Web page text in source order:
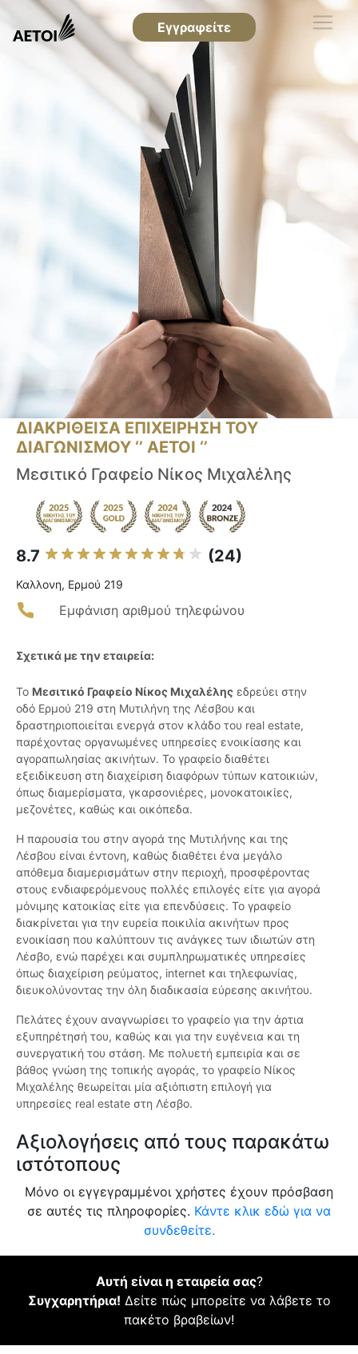
Εγγραφείτε
ΔΙΑΚΡΙΘΕΙΣΑ ΕΠΙΧΕΙΡΗΣΗ ΤΟΥ
ΔΙΑΓΩΝΙΣΜΟΥ ‘’ ΑΕΤΟΙ ‘’
Μεσιτικό Γραφείο Νίκος Μιχαλέλης
8.7 (24)
Καλλονη, Ερμού 219
Εμφάνιση αριθμού τηλεφώνου
Σχετικά με την εταιρεία:
Το Μεσιτικό Γραφείο Νίκος Μιχαλέλης εδρεύει στην
οδό Ερμού 219 στη Μυτιλήνη της Λέσβου και
δραστηριοποιείται ενεργά στον κλάδο του real estate,
παρέχοντας οργανωμένες υπηρεσίες ενοικίασης και
αγοραπωλησίας ακινήτων. Το γραφείο διαθέτει
εξειδίκευση στη διαχείριση διαφόρων τύπων κατοικιών,
όπως διαμερίσματα, γκαρσονιέρες, μονοκατοικίες,
μεζονέτες, καθώς και οικόπεδα.
Η παρουσία του στην αγορά της Μυτιλήνης και της
Λέσβου είναι έντονη, καθώς διαθέτει ένα μεγάλο
απόθεμα διαμερισμάτων στην περιοχή, προσφέροντας
στους ενδιαφερόμενους πολλές επιλογές είτε για αγορά
μόνιμης κατοικίας είτε για επενδύσεις. Το γραφείο
διακρίνεται για την ευρεία ποικιλία ακινήτων προς
ενοικίαση που καλύπτουν τις ανάγκες των ιδιωτών στη
Λέσβο, ενώ παρέχει και συμπληρωματικές υπηρεσίες
όπως διαχείριση ρεύματος, internet και τηλεφωνίας,
διευκολύνοντας την όλη διαδικασία εύρεσης ακινήτου.
Πελάτες έχουν αναγνωρίσει το γραφείο για την άρτια
εξυπηρέτησή του, καθώς και για την ευγένεια και τη
συνεργατική του στάση. Με πολυετή εμπειρία και σε
βάθος γνώση της τοπικής αγοράς, το γραφείο Νίκος
Μιχαλέλης θεωρείται μία αξιόπιστη επιλογή για
υπηρεσίες real estate στη Λέσβο.
Αξιολογήσεις από τους παρακάτω
ιστότοπους
Μόνο οι εγγεγραμμένοι χρήστες έχουν πρόσβαση
σε αυτές τις πληροφορίες. Κάντε κλικ εδώ για να
συνδεθείτε.
Αυτή είναι η εταιρεία σας?
Συγχαρητήρια! Δείτε πώς μπορείτε να λάβετε το
πακέτο βραβείων!